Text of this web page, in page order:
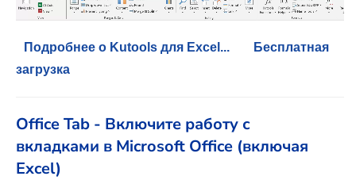
Подробнее о Kutools для Excel...
Бесплатная
загрузка
Office Tab - Включите работу с
вкладками в Microsoft Office (включая
Excel)